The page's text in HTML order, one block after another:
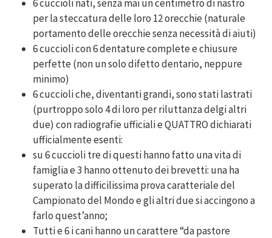
6 cuccioli nati, senza mai un centimetro di nastro
per la steccatura delle loro 12 orecchie (naturale
portamento delle orecchie senza necessità di aiuti)
6 cuccioli con 6 dentature complete e chiusure
perfette (non un solo difetto dentario, neppure
minimo)
6 cuccioli che, diventanti grandi, sono stati lastrati
(purtroppo solo 4 di loro per riluttanza delgi altri
due) con radiografie ufficiali e QUATTRO dichiarati
ufficialmente esenti:
su 6 cuccioli tre di questi hanno fatto una vita di
famiglia e 3 hanno ottenuto dei brevetti: una ha
superato la difficilissima prova caratteriale del
Campionato del Mondo e gli altri due si accingono a
farlo quest’anno;
Tutti e 6 i cani hanno un carattere “da pastore